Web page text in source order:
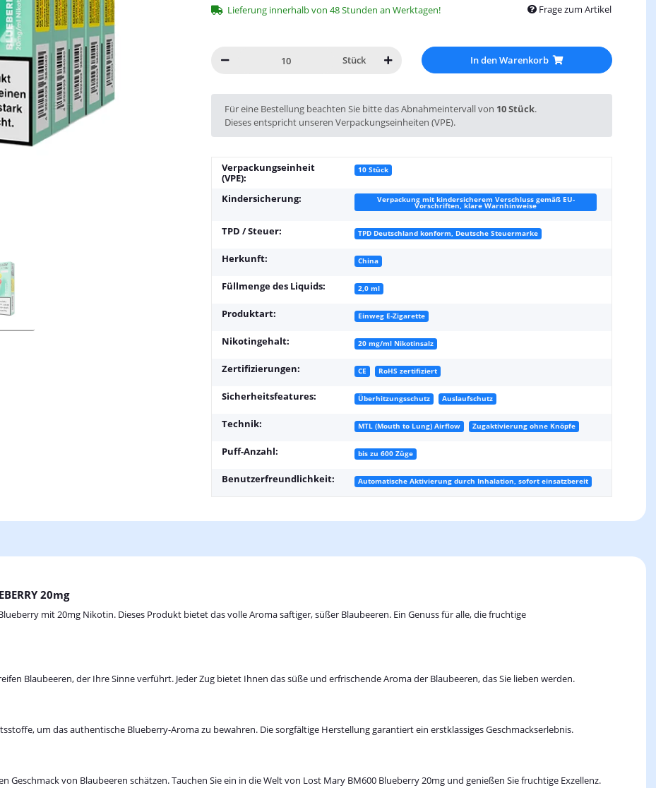
Lieferung innerhalb von 48 Stunden an Werktagen! Frage zum Artikel
Stück In den Warenkorb
x
Für eine Bestellung beachten Sie bitte das Abnahmeintervall von 10 Stück.
Dieses entspricht unseren Verpackungseinheiten (VPE).
Verpackungseinheit
(VPE):
10 Stück
Kindersicherung: Verpackung mit kindersicherem Verschluss gemäß EU-
Vorschriften, klare Warnhinweise
TPD / Steuer: TPD Deutschland konform, Deutsche Steuermarke
Herkunft: China
Füllmenge des Liquids: 2,0 ml
Produktart: Einweg E-Zigarette
Nikotingehalt: 20 mg/ml Nikotinsalz
Zertifizierungen: CE RoHS zertifiziert
Sicherheitsfeatures: Überhitzungsschutz Auslaufschutz
Technik: MTL (Mouth to Lung) Airflow Zugaktivierung ohne Knöpfe
Puff-Anzahl: bis zu 600 Züge
Benutzerfreundlichkeit: Automatische Aktivierung durch Inhalation, sofort einsatzbereit
20mg
mit 20mg Nikotin. Dieses Produkt bietet das volle Aroma saftiger, süßer Blaubeeren. Ein Genuss für alle, die fruchtige
Blaubeeren, der Ihre Sinne verführt. Jeder Zug bietet Ihnen das süße und erfrischende Aroma der Blaubeeren, das Sie lieben werden.
um das authentische Blueberry-Aroma zu bewahren. Die sorgfältige Herstellung garantiert ein erstklassiges Geschmackserlebnis.
von Blaubeeren schätzen. Tauchen Sie ein in die Welt von Lost Mary BM600 Blueberry 20mg und genießen Sie fruchtige Exzellenz.